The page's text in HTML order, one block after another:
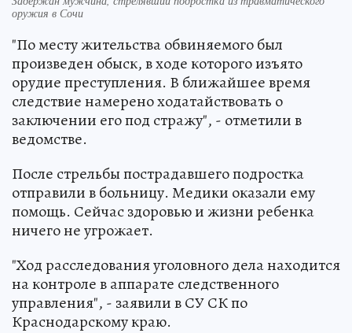
оружия в Сочи
"По месту жительства обвиняемого был
произведен обыск, в ходе которого изъято
орудие преступления. В ближайшее время
следствие намерено ходатайствовать о
заключении его под стражу", - отметили в
ведомстве.
После стрельбы пострадавшего подростка
отправили в больницу. Медики оказали ему
помощь. Сейчас здоровью и жизни ребенка
ничего не угрожает.
"Ход расследования уголовного дела находится
на контроле в аппарате следственного
управления", - заявили в СУ СК по
Краснодарскому краю.